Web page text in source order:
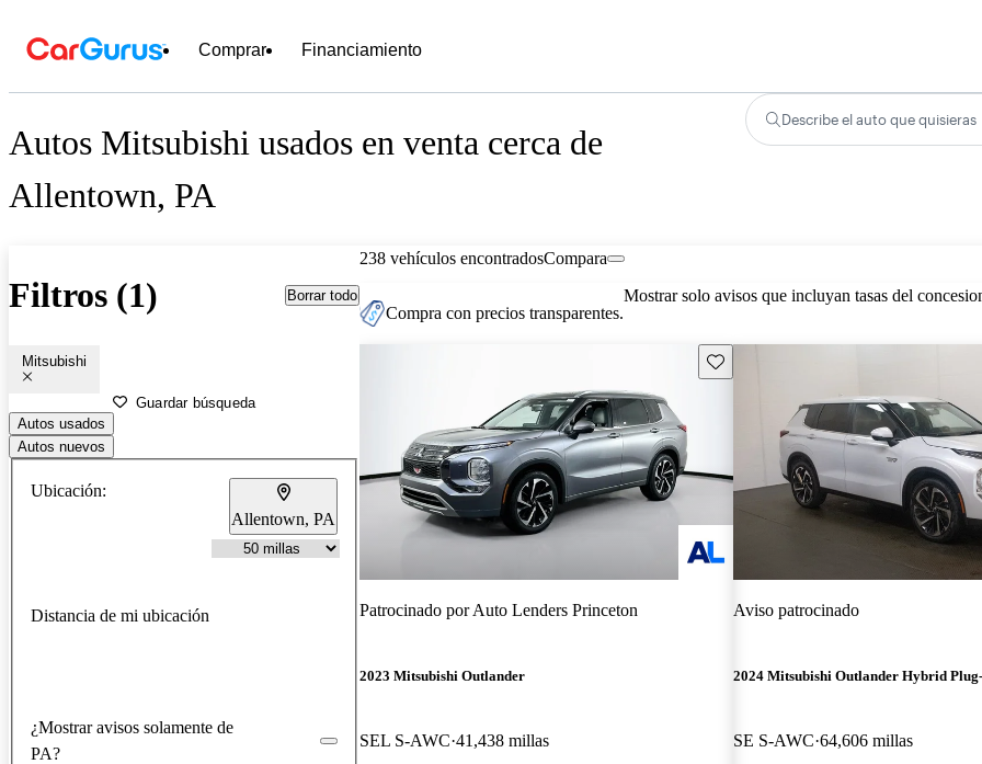
Comprar Financiamiento
Autos Mitsubishi usados en venta cerca de
Allentown, PA
Describe el auto que quisieras
Filtros (1) Borrar todo
Mitsubishi
Guardar búsqueda
Autos usados
Autos nuevos
Ubicación:
Allentown, PA
Distancia de mi ubicación
¿Mostrar avisos solamente de
PA?
238 vehículos encontradosCompara
Compra con precios transparentes.
Mostrar solo avisos que incluyan tasas del
Guarda este Aviso
Patrocinado porAuto Lenders Princeton
2023 Mitsubishi Outlander
SEL S-AWC 41,438 millas
Aviso patrocinado
2024 Mitsubishi Outlander Hybrid
SE S-AWC 64,606 millas